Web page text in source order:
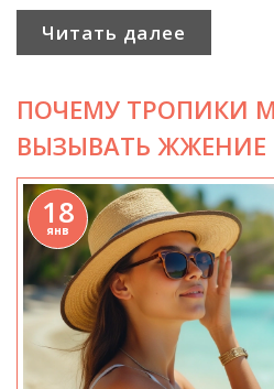
актуальную информацию и
возможности для отдыха за
Читать далее
ПОЧЕМУ ТРОПИКИ
ВЫЗЫВАТЬ ЖЖЕНИЕ
18
янв